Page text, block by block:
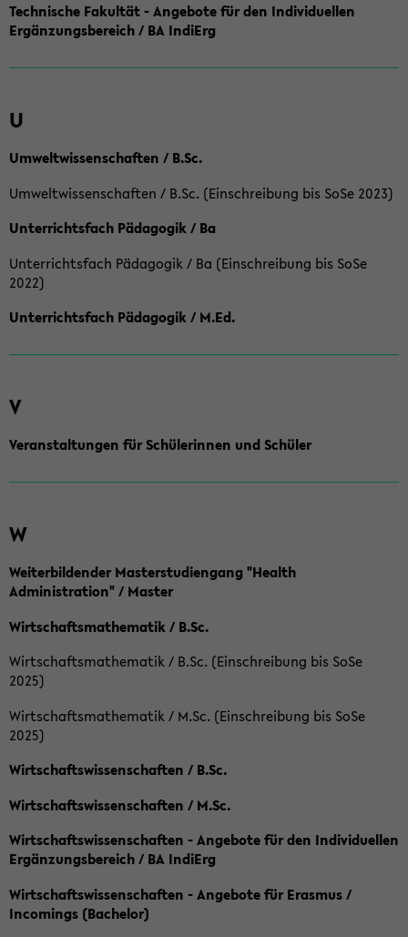
Technische Fakultät - Angebote für den Individuellen
Ergänzungsbereich / BA IndiErg
U
Umweltwissenschaften / B.Sc.
Umweltwissenschaften / B.Sc. (Einschreibung bis SoSe 2023)
Unterrichtsfach Pädagogik / Ba
Unterrichtsfach Pädagogik / Ba (Einschreibung bis SoSe
2022)
Unterrichtsfach Pädagogik / M.Ed.
V
Veranstaltungen für Schülerinnen und Schüler
W
Weiterbildender Masterstudiengang "Health
Administration" / Master
Wirtschaftsmathematik / B.Sc.
Wirtschaftsmathematik / B.Sc. (Einschreibung bis SoSe
2025)
Wirtschaftsmathematik / M.Sc. (Einschreibung bis SoSe
2025)
Wirtschaftswissenschaften / B.Sc.
Wirtschaftswissenschaften / M.Sc.
Wirtschaftswissenschaften - Angebote für den Individuellen
Ergänzungsbereich / BA IndiErg
Wirtschaftswissenschaften - Angebote für Erasmus /
Incomings (Bachelor)